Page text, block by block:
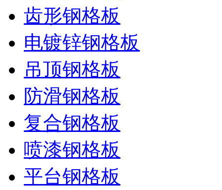
齿形钢格板
电镀锌钢格板
吊顶钢格板
防滑钢格板
复合钢格板
喷漆钢格板
平台钢格板